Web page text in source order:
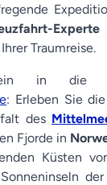
Experte
Traumreise.
ein in die
: Erleben Sie
des
Fjorde in
Küsten
der